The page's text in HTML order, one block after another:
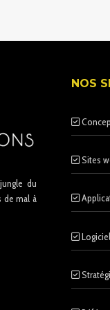
du
de mal à
NOS
Sites